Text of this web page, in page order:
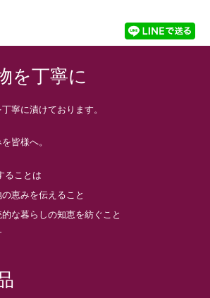
を丁寧に
寧に漬けております。
皆様へ。
ることは
恵みを伝えること
な暮らしの知恵を紡ぐこと